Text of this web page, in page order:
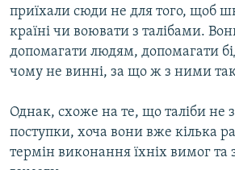
Усі сайти RFE/RL
приїхали сюди не для того, щоб
країні чи воювати з талібами.
допомагати людям, допомагати
чому не винні, за що ж з ними
Однак, схоже на те, що таліби не
поступки, хоча вони вже кілька
термін виконання їхніх вимог та